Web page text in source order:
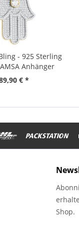
- 925 Sterling
Anhänger
€ *
Shop.